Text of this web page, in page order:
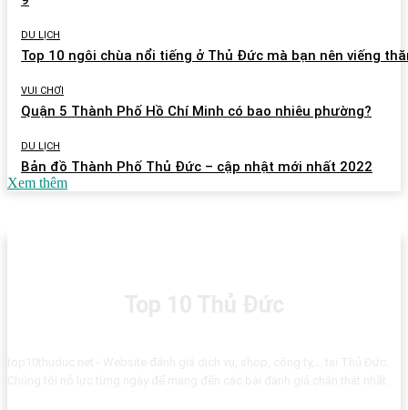
DU LỊCH
Top 10 ngôi chùa nổi tiếng ở Thủ Đức mà bạn nên viếng
VUI CHƠI
Quận 5 Thành Phố Hồ Chí Minh có bao nhiêu phường?
DU LỊCH
Bản đồ Thành Phố Thủ Đức – cập nhật mới nhất 2022
Xem thêm